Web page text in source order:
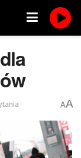
AA